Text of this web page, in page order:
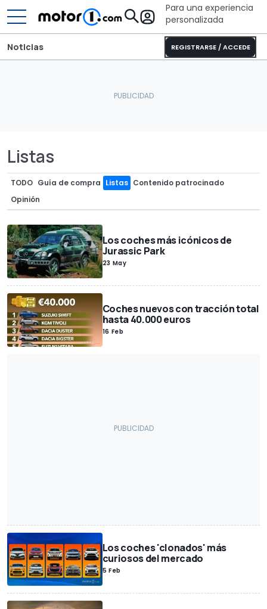
Para una experiencia
personalizada
REGISTRARSE / ACCEDE
Noticias
Listas
TODO Guía de compra Listas Contenido patrocinado
Opinión
Los coches más icónicos de
Jurassic Park
23 May
Coches nuevos con tracción total
hasta 40.000 euros
16 Feb
Los coches 'clonados' más
curiosos del mercado
5 Feb